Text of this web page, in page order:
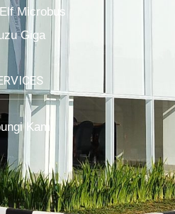
Microbus
Giga
Kami